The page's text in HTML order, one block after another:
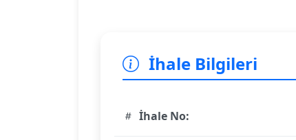
İhale Bilgileri
İhale No: